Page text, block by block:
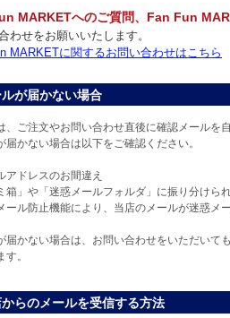
MARKETへのご質問、Fan Fun
わせをお願いいたします。
MARKETに関するお問い合わせはこちら
が届かない場合
、ご注文やお問い合わせ直後に確認メールを
届かない場合は以下をご確認ください。
アドレスのお間違え
箱」や「迷惑メールフォルダ」に振り分けら
ール防止機能により、当店のメールが迷惑メ
届かない場合は、お問い合わせをいただいて
。
らのメールを受信する方法